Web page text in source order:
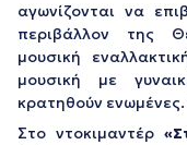
αγωνίζονται να
περιβάλλον της
μουσική
μουσική με
κρατηθούν
Στο ντοκιμαντέρ